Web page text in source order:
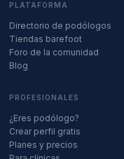
PLATAFORMA
Directorio de podólogos
Tiendas barefoot
Foro de la comunidad
Blog
PROFESIONALES
¿Eres podólogo?
Crear perfil gratis
Planes y precios